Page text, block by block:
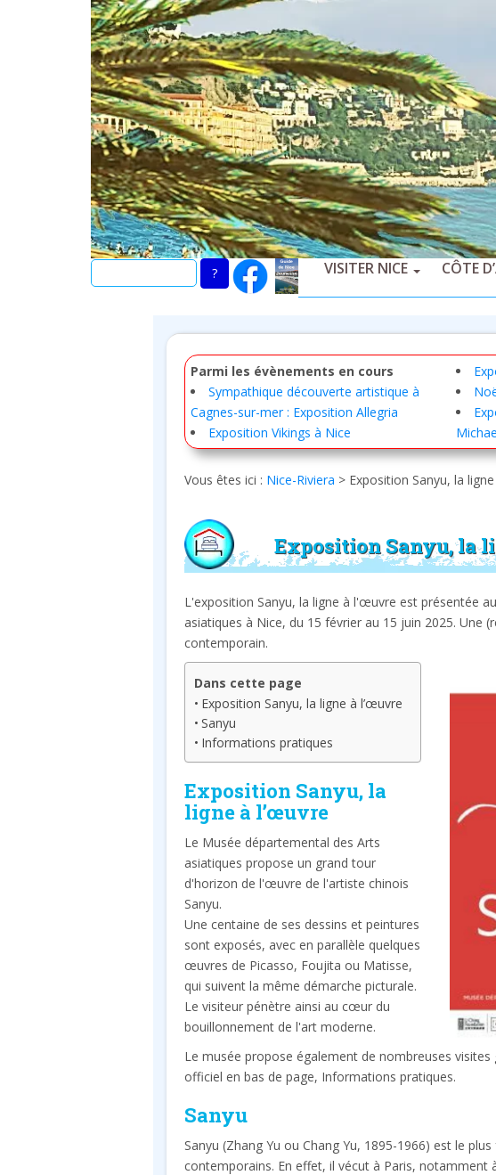
VISITER NICE CÔTE
Parmi les évènements en cours
Sympathique découverte artistique à
Cagnes-sur-mer : Exposition Allegria
Exposition Vikings à Nice
Vous êtes ici : Nice-Riviera > Exposition Sanyu, la
Exposition Sanyu, la
L'exposition Sanyu, la ligne à l'œuvre est présentée
asiatiques à Nice, du 15 février au 15 juin 2025. Une
contemporain.
Dans cette page
Exposition Sanyu, la ligne à l’œuvre
Sanyu
Informations pratiques
Exposition Sanyu, la
ligne à l’œuvre
Le Musée départemental des Arts
asiatiques propose un grand tour
d'horizon de l'œuvre de l'artiste chinois
Sanyu.
Une centaine de ses dessins et peintures
sont exposés, avec en parallèle quelques
œuvres de Picasso, Foujita ou Matisse,
qui suivent la même démarche picturale.
Le visiteur pénètre ainsi au cœur du
bouillonnement de l'art moderne.
Le musée propose également de nombreuses
officiel en bas de page, Informations pratiques.
Sanyu
Sanyu (Zhang Yu ou Chang Yu, 1895-1966) est le
contemporains. En effet, il vécut à Paris,